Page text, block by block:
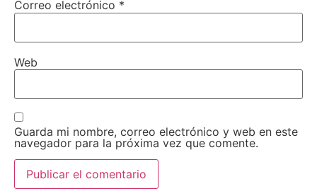
Correo electrónico *
Web
Guarda mi nombre, correo electrónico y web en este
navegador para la próxima vez que comente.